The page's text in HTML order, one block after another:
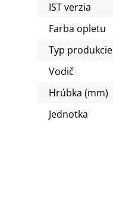
IST verzia
Farba opletu
Typ produkcie
Vodič
Hrúbka (mm)
Jednotka